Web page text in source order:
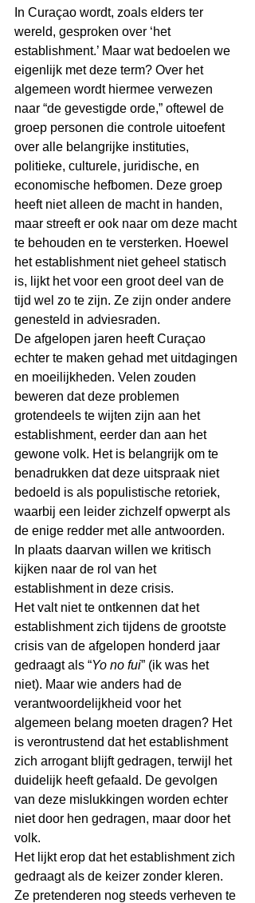
In Curaçao wordt, zoals elders ter
wereld, gesproken over ‘het
establishment.’ Maar wat bedoelen we
eigenlijk met deze term? Over het
algemeen wordt hiermee verwezen
naar “de gevestigde orde,” oftewel de
groep personen die controle uitoefent
over alle belangrijke instituties,
politieke, culturele, juridische, en
economische hefbomen. Deze groep
heeft niet alleen de macht in handen,
maar streeft er ook naar om deze macht
te behouden en te versterken. Hoewel
het establishment niet geheel statisch
is, lijkt het voor een groot deel van de
tijd wel zo te zijn. Ze zijn onder andere
genesteld in adviesraden.
De afgelopen jaren heeft Curaçao
echter te maken gehad met uitdagingen
en moeilijkheden. Velen zouden
beweren dat deze problemen
grotendeels te wijten zijn aan het
establishment, eerder dan aan het
gewone volk. Het is belangrijk om te
benadrukken dat deze uitspraak niet
bedoeld is als populistische retoriek,
waarbij een leider zichzelf opwerpt als
de enige redder met alle antwoorden.
In plaats daarvan willen we kritisch
kijken naar de rol van het
establishment in deze crisis.
Het valt niet te ontkennen dat het
establishment zich tijdens de grootste
crisis van de afgelopen honderd jaar
gedraagt als “Yo no fui” (ik was het
niet). Maar wie anders had de
verantwoordelijkheid voor het
algemeen belang moeten dragen? Het
is verontrustend dat het establishment
zich arrogant blijft gedragen, terwijl het
duidelijk heeft gefaald. De gevolgen
van deze mislukkingen worden echter
niet door hen gedragen, maar door het
volk.
Het lijkt erop dat het establishment zich
gedraagt als de keizer zonder kleren.
Ze pretenderen nog steeds verheven te